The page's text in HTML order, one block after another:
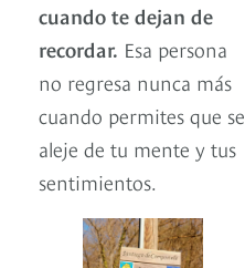
cuando te dejan de
recordar. Esa persona
no regresa nunca más
cuando permites que se
aleje de tu mente y tus
sentimientos.